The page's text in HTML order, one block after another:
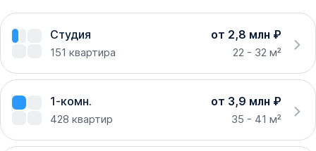
Студия от 2,8 млн ₽
151 квартира 22 - 32 м²
1-комн. от 3,9 млн ₽
428 квартир 35 - 41 м²